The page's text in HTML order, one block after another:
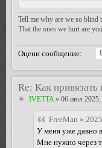
Tell me why are we so blind
That the ones we hurt are
Оцени сообщение:
Re: Как привязать
IVETTA » 06 июл 2025,
FreeMan »
У меня уже давно
Мне нужно через